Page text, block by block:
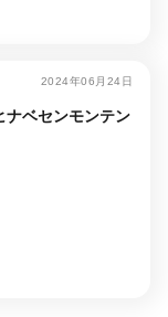
2024年06月24日
ナベセンモンテン